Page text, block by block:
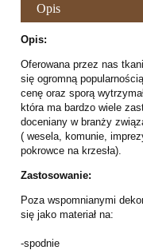
Opis
Opis:
Oferowana przez nas
się ogromną
cenę oraz sporą
która ma bardzo wiele
doceniany w branży
( wesela, komunie,
pokrowce na krzesła).
Zastosowanie:
Poza wspomnianymi
się jako materiał na:
-spodnie